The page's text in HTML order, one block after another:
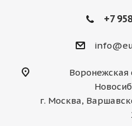
+7
Воронежская
г. Москва,